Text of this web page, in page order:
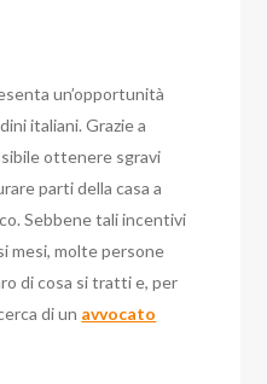
un’opportunità
italiani. Grazie a
ottenere sgravi
parti della casa a
Sebbene tali incentivi
mesi, molte persone
di cosa si tratti e, per
di un avvocato